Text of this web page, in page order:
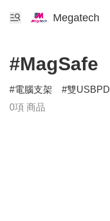
Megatech
#MagSafe
電腦支架 雙USBPD
0項 商品